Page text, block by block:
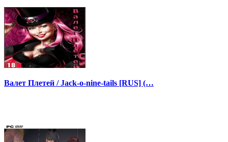
Валет Плетей / Jack-o-nine-tails [RUS] (…